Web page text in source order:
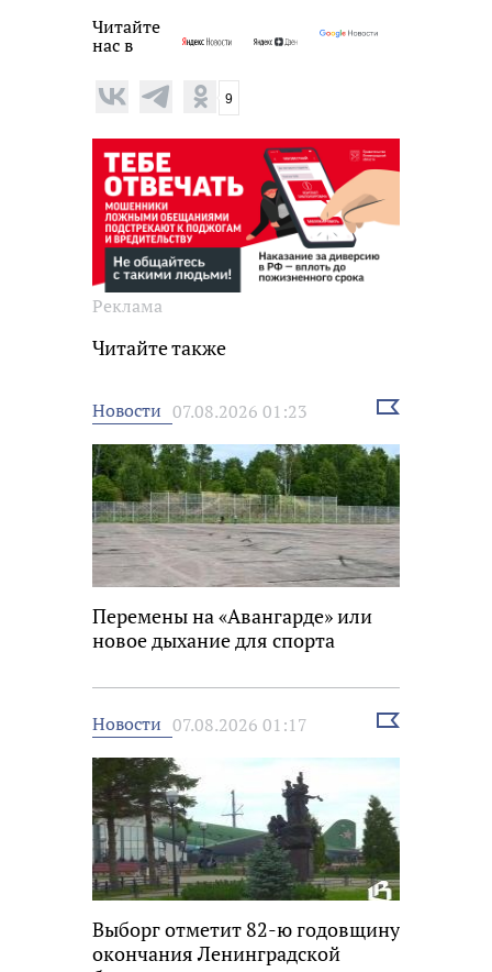
Читайте
нас в
9
Реклама
Читайте также
Новости 07.08.2026 01:23
Выбрать
Перемены на «Авангарде» или
новое дыхание для спорта
Новости 07.08.2026 01:17
Выбрать
Выборг отметит 82-ю годовщину
окончания Ленинградской